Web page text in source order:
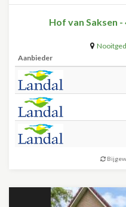
Hof van Saksen
Aanbieder